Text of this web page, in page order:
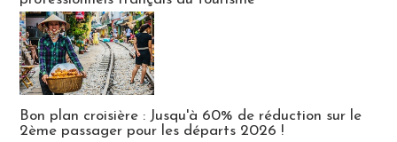
Bon plan croisière : Jusqu'à 60% de réduction sur le
2ème passager pour les départs 2026 !